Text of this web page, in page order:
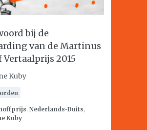
bij de
van de Martinus
2015
Kuby
, Nederlands-Duits,
Kuby